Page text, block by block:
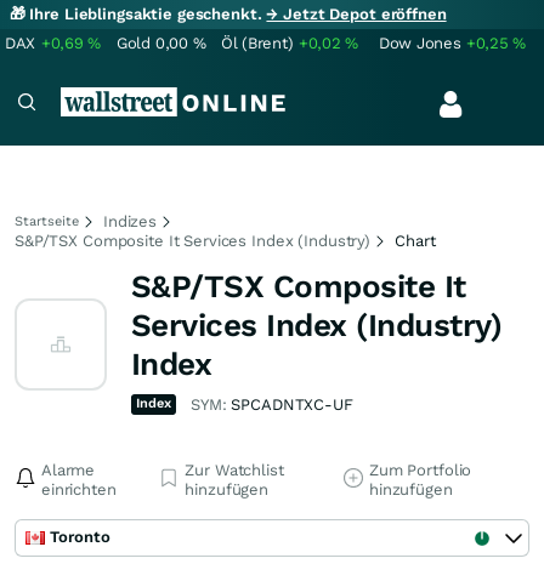
🎁 Ihre Lieblingsaktie geschenkt.→ Jetzt Depot eröffnen
DAX +0,69% Gold 0,00 % Öl (Brent) +0,02% Dow Jones +0,25%
Startseite
Indizes
S&P/TSX Composite It Services Index (Industry)
Chart
S&P/TSX Composite It
Services Index (Industry)
Index
Index SYM:SPCADNTXC-UF
Alarme
einrichten
Zur Watchlist
hinzufügen
Zum Portfolio
hinzufügen
Toronto